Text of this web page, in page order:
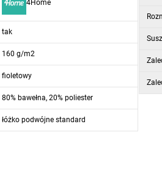
4Home
tak
160 g/m2
fioletowy
80% bawełna, 20% poliester
łóżko podwójne standard